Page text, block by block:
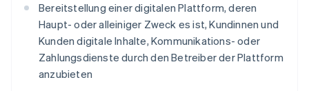
Bereitstellung einer digitalen Plattform, deren
Haupt- oder alleiniger Zweck es ist, Kundinnen und
Kunden digitale Inhalte, Kommunikations- oder
Zahlungsdienste durch den Betreiber der Plattform
anzubieten